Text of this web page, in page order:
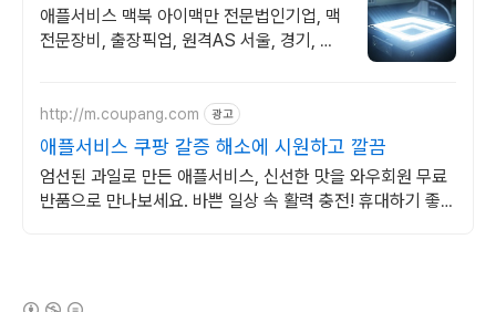
니어 실시간상담
애플서비스 맥북 아이맥만 전문법인기업, 맥
전문장비, 출장픽업, 원격AS 서울, 경기, 인
http://m.coupang.com 광고
애플서비스 쿠팡 갈증 해소에 시원하고 깔끔
엄선된 과일로 만든 애플서비스, 신선한 맛을 와우회원 무료
반품으로 만나보세요. 바쁜 일상 속 활력 충전! 휴대하기 좋은